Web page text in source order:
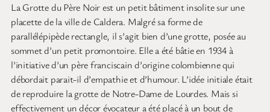
La Grotte du Père Noir est un petit bâtiment insolite sur une
placette de la ville de Caldera. Malgré sa forme de
parallélépipède rectangle, il s’agit bien d’une grotte, posée au
sommet d’un petit promontoire. Elle a été bâtie en 1934 à
l’initiative d’un père franciscain d’origine colombienne qui
débordait parait-il d’empathie et d’humour. L’idée initiale était
de reproduire la grotte de Notre-Dame de Lourdes. Mais si
effectivement un décor évocateur a été placé à un bout de